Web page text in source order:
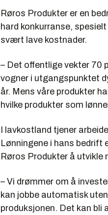
Røros Produkter er en
hard konkurranse,
svært lave kostnader.
– Det offentlige vekter 70
vogner i utgangspunktet
år. Mens våre produkter
hvilke produkter som
I lavkostland tjener
Lønningene i hans bedrift
Røros Produkter å utvikle
– Vi drømmer om å
kan jobbe automatisk
produksjonen. Det kan bli